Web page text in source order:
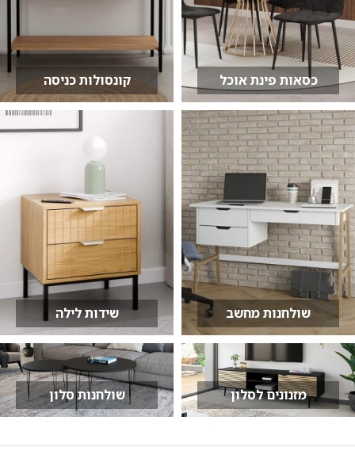
כסאות פינת אוכל קונסולות כניסה
שולחנות מחשב שידות לילה
מזנונים לסלון שולחנות סלון